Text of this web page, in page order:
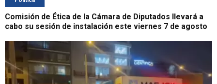
Comisión de Ética de la Cámara de Diputados llevará a
cabo su sesión de instalación este viernes 7 de agosto